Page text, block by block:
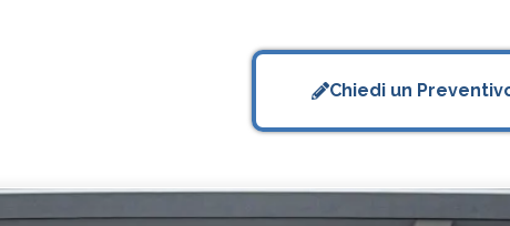
Chiedi un